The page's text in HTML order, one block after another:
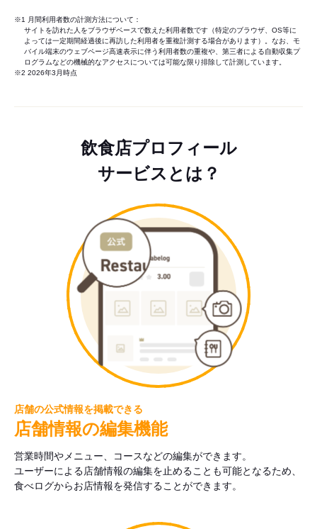
※1 月間利用者数の計測方法について：
サイトを訪れた人をブラウザベースで数えた利用者数です（特定のブラウザ、OS等に
よっては一定期間経過後に再訪した利用者を重複計測する場合があります）。なお、モ
バイル端末のウェブページ高速表示に伴う利用者数の重複や、第三者による自動収集プ
ログラムなどの機械的なアクセスについては可能な限り排除して計測しています。
※2 2026年3月時点
飲食店プロフィール
サービスとは？
店舗の公式情報を掲載できる
店舗情報の編集機能
営業時間やメニュー、コースなどの編集ができます。
ユーザーによる店舗情報の編集を止めることも可能となるため、
食べログからお店情報を発信することができます。